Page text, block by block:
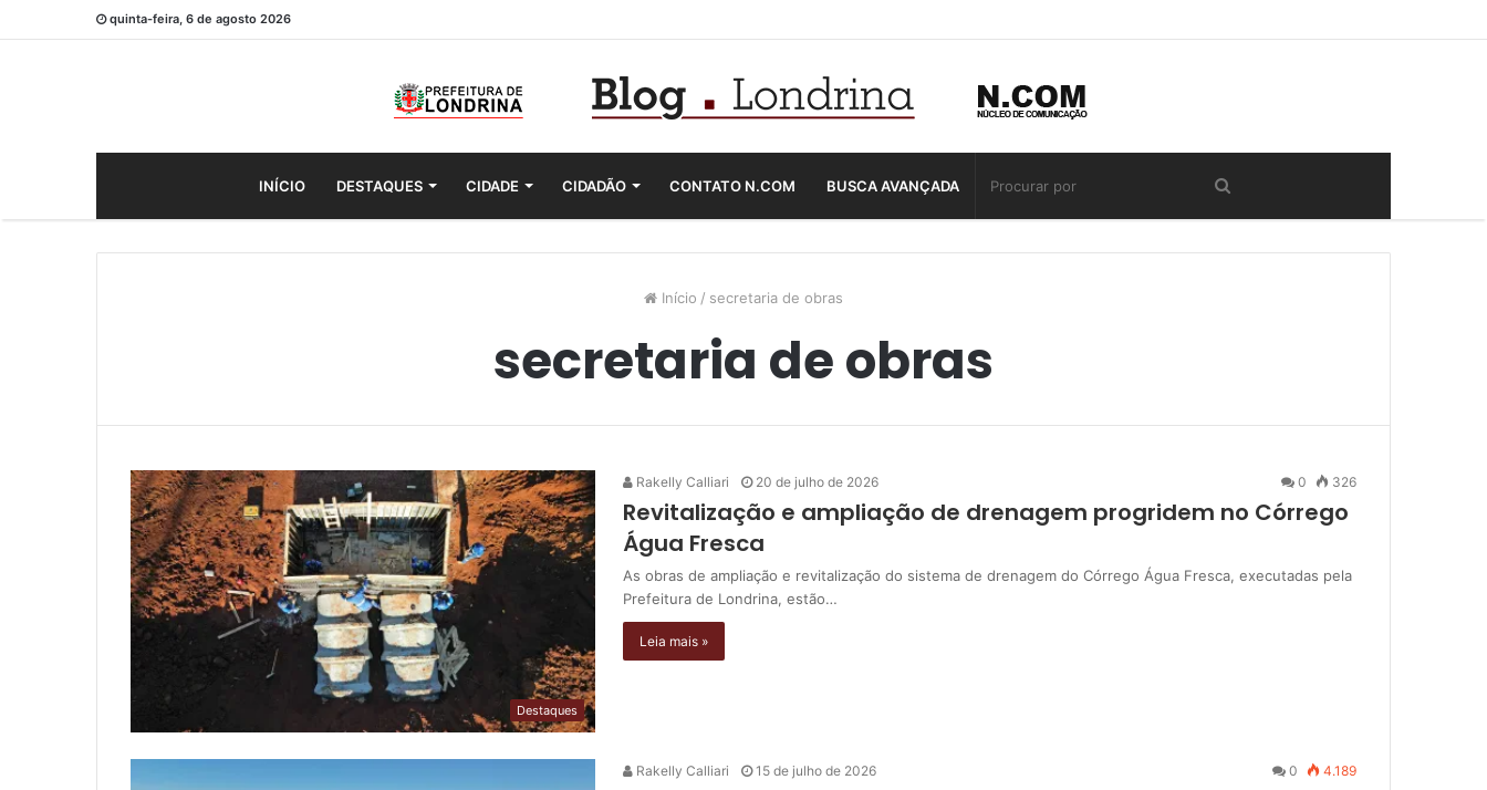
quinta-feira, 6 de agosto 2026
INÍCIO DESTAQUES CIDADE CIDADÃO CONTATO N.COM BUSCA AVANÇADA
Início / secretaria de obras
secretaria de obras
Destaques
Rakelly Calliari 20 de julho de 2026 0 326
Revitalização e ampliação de drenagem progridem no Córrego
Água Fresca
As obras de ampliação e revitalização do sistema de drenagem do Córrego Água Fresca, executadas pela
Prefeitura de Londrina, estão…
Leia mais »
Rakelly Calliari 15 de julho de 2026 0 4.189